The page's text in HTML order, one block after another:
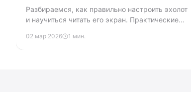
рыбы
Разбираемся, как правильно настроить эхолот
и научиться читать его экран. Практические
использованию GPS-меток.
02 мар 2026 1 мин.